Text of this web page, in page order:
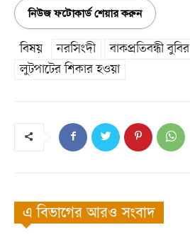
নিউজ ফটোকার্ড শেয়ার করুন
বিষয় নরসিংদী
বাকপ্রতিবন্ধী
লুটপাটের শিকার হওয়া
এ বিভাগের আরও সংবাদ